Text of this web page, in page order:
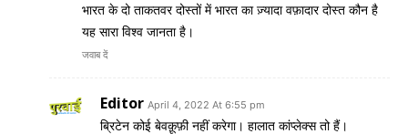
भारत के दो ताकतवर दोस्तों में भारत का ज़्यादा वफ़ादार दोस्त कौन है
यह सारा विश्व जानता है।
जवाब दें
Editor April 4, 2022 At 6:55 pm
ब्रिटेन कोई बेवक़ूफ़ी नहीं करेगा। हालात कांप्लेक्स तो हैं।